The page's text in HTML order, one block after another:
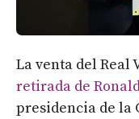
La venta del Real
retirada de
presidencia de la